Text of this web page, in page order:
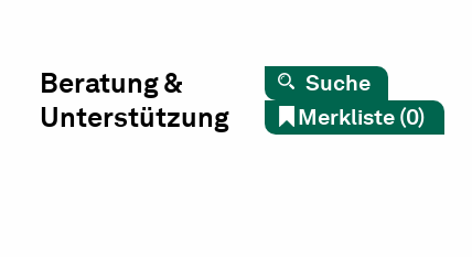
Beratung &
Unterstützung
Suche
Merkliste (0)